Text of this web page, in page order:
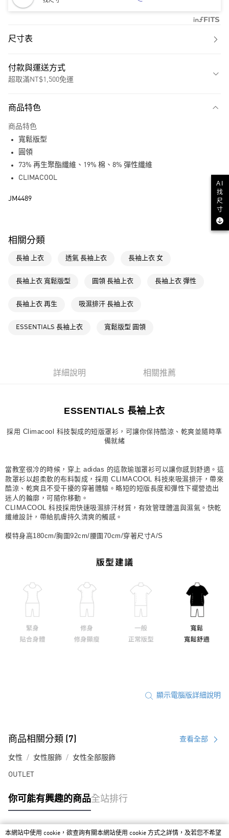
尺寸表
付款與運送方式
超取滿NT$1,500免運
LINE Pay
運送方式
付款後全家取貨
每筆NT$80，滿NT$1,500(含以上)免運費
萊爾富取貨付款
每筆NT$80，滿NT$1,500(含以上)免運費
付款後7-11取貨
商品特色
商品特色
寬鬆版型
圓領
73% 再生聚酯纖維、19% 棉、8% 彈性纖維
CLIMACOOL
JM4489
相關分類
長袖 上衣 透氣 長袖上衣 長袖上衣 女
長袖上衣 寬鬆版型 圓領 長袖上衣 長袖上衣 彈性
長袖上衣 再生 吸濕排汗 長袖上衣
ESSENTIALS 長袖上衣 寬鬆版型 圓領
詳細說明 相關推薦
ESSENTIALS 長袖上衣
採用 Climacool 科技製成的短版罩衫，可讓你保持酷涼、乾爽並隨時準
備就緒
當教室很冷的時候，穿上 adidas 的這款瑜珈罩衫可以讓你感到舒適。這
款罩衫以超柔軟的布料製成，採用 CLIMACOOL 科技來吸濕排汗，帶來
酷涼、乾爽且不受干擾的穿著體驗。略短的短版長度和彈性下襬營造出
迷人的輪廓，可隨你移動。
CLIMACOOL 科技採用快速吸濕排汗材質，有效管理體溫與濕氣。快乾
纖維設計，帶給肌膚持久清爽的觸感。
模特身高180cm/胸圍92cm/腰圍70cm/穿著尺寸A/S
顯示電腦版詳細說明
商品相關分類 (7) 查看全部
女性 女性服飾 女性全部服飾
OUTLET
你可能有興趣的商品全站排行
本網站中使用 cookie，欲查詢有關本網站使用 cookie 方式之詳情，及若您不希望
AI
找
尺
寸